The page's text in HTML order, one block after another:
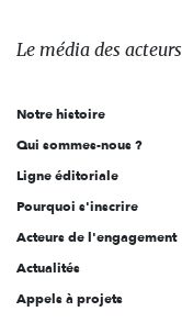
des
l'engagement
Le média des acteurs
Notre histoire
Qui sommes-nous ?
Ligne éditoriale
Pourquoi s'inscrire
Acteurs de l'engagement
Actualités
Appels à projets